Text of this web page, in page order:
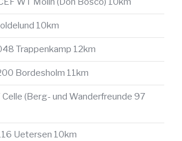
10km
Trappenkamp 12km
Bordesholm 11km
Celle (Berg- und Wanderfreunde 97
Uetersen 10km